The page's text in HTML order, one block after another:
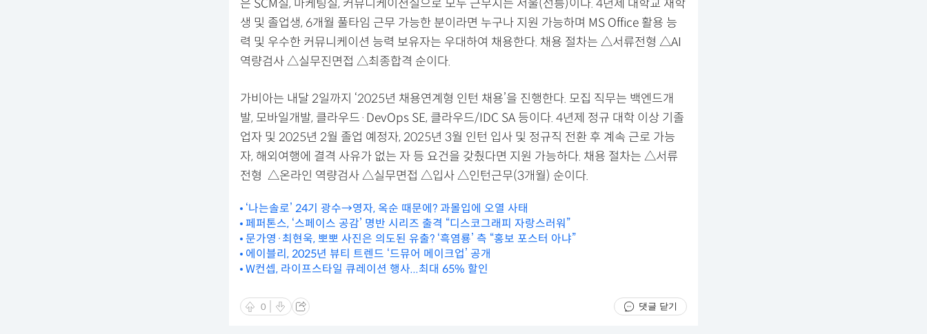
은 SCM실, 마케팅실, 커뮤니케이션실으로 모두 근무지는 서울(선릉)이다. 4년제 대학교 재학
생 및 졸업생, 6개월 풀타임 근무 가능한 분이라면 누구나 지원 가능하며 MS Office 활용 능
력 및 우수한 커뮤니케이션 능력 보유자는 우대하여 채용한다. 채용 절차는 △서류전형 △AI
역량검사 △실무진면접 △최종합격 순이다.
가비아는 내달 2일까지 ‘2025년 채용연계형 인턴 채용’을 진행한다. 모집 직무는 백엔드개
발, 모바일개발, 클라우드·DevOps SE, 클라우드/IDC SA 등이다. 4년제 정규 대학 이상 기졸
업자 및 2025년 2월 졸업 예정자, 2025년 3월 인턴 입사 및 정규직 전환 후 계속 근로 가능
자, 해외여행에 결격 사유가 없는 자 등 요건을 갖췄다면 지원 가능하다. 채용 절차는 △서류
전형 △온라인 역량검사 △실무면접 △입사 △인턴근무(3개월) 순이다.
‘나는솔로’ 24기 광수→영자, 옥순 때문에? 과몰입에 오열 사태
페퍼톤스, ‘스페이스 공감’ 명반 시리즈 출격 “디스코그래피 자랑스러워”
문가영·최현욱, 뽀뽀 사진은 의도된 유출? ‘흑염룡’ 측 “홍보 포스터 아냐”
에이블리, 2025년 뷰티 트렌드 ‘드뮤어 메이크업’ 공개
W컨셉, 라이프스타일 큐레이션 행사...최대 65% 할인
0 댓글 닫기